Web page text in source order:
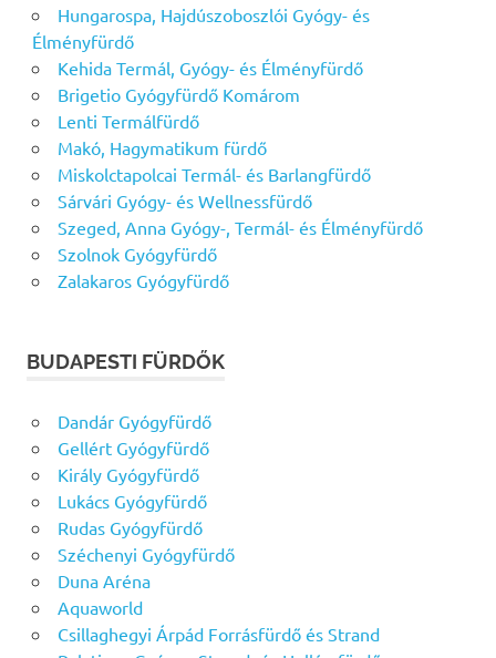
Hungarospa, Hajdúszoboszlói Gyógy- és
Élményfürdő
Kehida Termál, Gyógy- és Élményfürdő
Brigetio Gyógyfürdő Komárom
Lenti Termálfürdő
Makó, Hagymatikum fürdő
Miskolctapolcai Termál- és Barlangfürdő
Sárvári Gyógy- és Wellnessfürdő
Szeged, Anna Gyógy-, Termál- és Élményfürdő
Szolnok Gyógyfürdő
Zalakaros Gyógyfürdő
BUDAPESTI FÜRDŐK
Dandár Gyógyfürdő
Gellért Gyógyfürdő
Király Gyógyfürdő
Lukács Gyógyfürdő
Rudas Gyógyfürdő
Széchenyi Gyógyfürdő
Duna Aréna
Aquaworld
Csillaghegyi Árpád Forrásfürdő és Strand